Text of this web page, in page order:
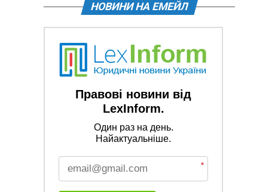
НОВИНИ НА ЕМЕЙЛ
Правові новини від
LexInform.
Один раз на день.
Найактуальніше.
*